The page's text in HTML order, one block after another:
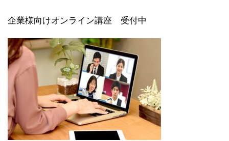
企業様向けオンライン講座 受付中